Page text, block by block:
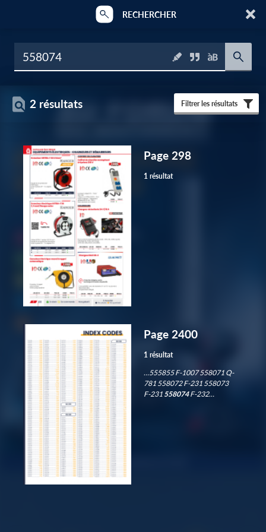
RECHERCHER
2 résultats Filtrer les résultats
Page 298
1 résultat
Page 2400
1 résultat
…555855 F-1007 558071 Q-
781 558072 F-231 558073
F-231 558074F-232…